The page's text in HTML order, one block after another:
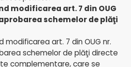
modificarea art. 7 din OUG
schemelor de plăţi
modificarea art. 7 din OUG nr.
schemelor de plăţi directe
complementare, care se